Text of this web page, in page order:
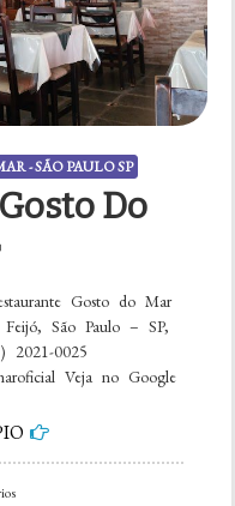
- SÃO PAULO SP
Do
Gosto do Mar
São Paulo – SP,
2021-0025
Veja no Google
em